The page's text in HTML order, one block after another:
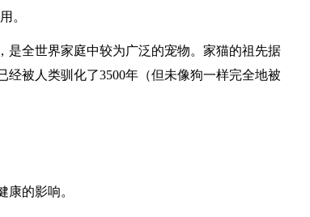
。
是全世界家庭中较为广泛的宠物。家猫的祖先据
被人类驯化了3500年（但未像狗一样完全地被
康的影响。